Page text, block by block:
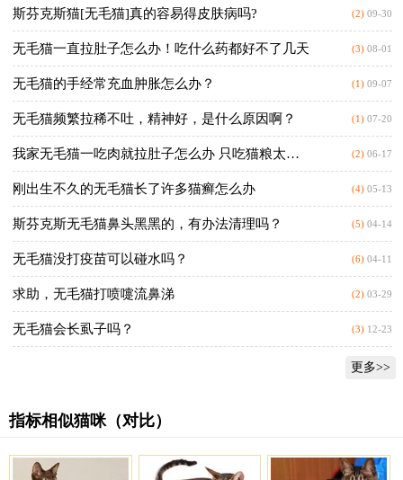
斯芬克斯猫[无毛猫]真的容易得皮肤病吗? (2)09-30
无毛猫一直拉肚子怎么办！吃什么药都好不了几天 (3)08-01
无毛猫的手经常充血肿胀怎么办？ (1)09-07
无毛猫频繁拉稀不吐，精神好，是什么原因啊？ (1)07-20
我家无毛猫一吃肉就拉肚子怎么办 只吃猫粮太心疼他了 (2)06-17
刚出生不久的无毛猫长了许多猫癣怎么办 (4)05-13
斯芬克斯无毛猫鼻头黑黑的，有办法清理吗？ (5)04-14
无毛猫没打疫苗可以碰水吗？ (6)04-11
求助，无毛猫打喷嚏流鼻涕 (2)03-29
无毛猫会长虱子吗？ (3)12-23
更多>>
指标相似猫咪（对比）